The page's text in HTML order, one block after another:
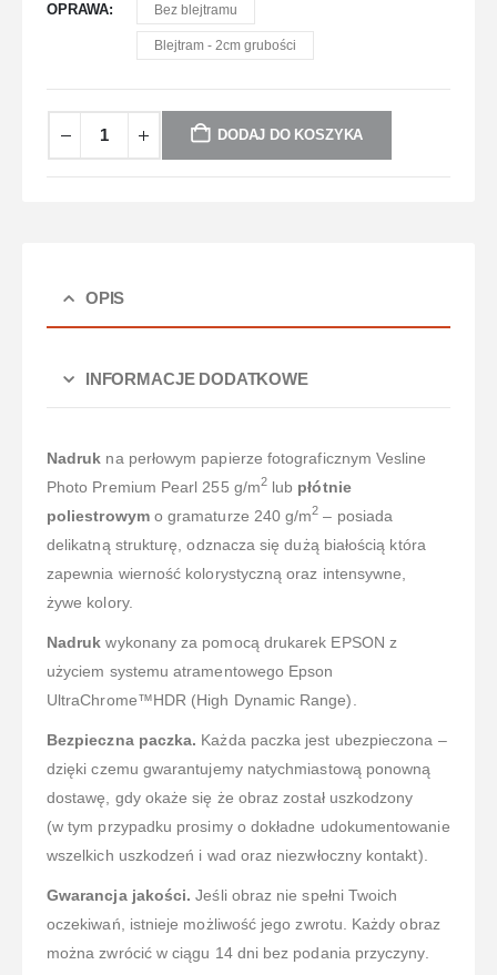
OPRAWA Bez blejtramu
Blejtram - 2cm grubości
DODAJ DO KOSZYKA
OPIS
INFORMACJE DODATKOWE
Nadruk na perłowym papierze fotograficznym Vesline
Photo Premium Pearl 255 g/m2lub płótnie
poliestrowym o gramaturze 240 g/m2 – posiada
delikatną strukturę, odznacza się dużą białością która
zapewnia wierność kolorystyczną oraz intensywne,
żywe kolory.
Nadruk wykonany za pomocą drukarek EPSON z
użyciem systemu atramentowego Epson
UltraChrome™HDR (High Dynamic Range).
Bezpieczna paczka. Każda paczka jest ubezpieczona –
dzięki czemu gwarantujemy natychmiastową ponowną
dostawę, gdy okaże się że obraz został uszkodzony
(w tym przypadku prosimy o dokładne udokumentowanie
wszelkich uszkodzeń i wad oraz niezwłoczny kontakt).
Gwarancja jakości. Jeśli obraz nie spełni Twoich
oczekiwań, istnieje możliwość jego zwrotu. Każdy obraz
można zwrócić w ciągu 14 dni bez podania przyczyny.